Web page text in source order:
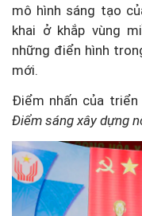
mô hình sáng tạo
khai ở khắp vùng
những điển hình
mới.
Điểm nhấn của triển
Điểm sáng xây dựng